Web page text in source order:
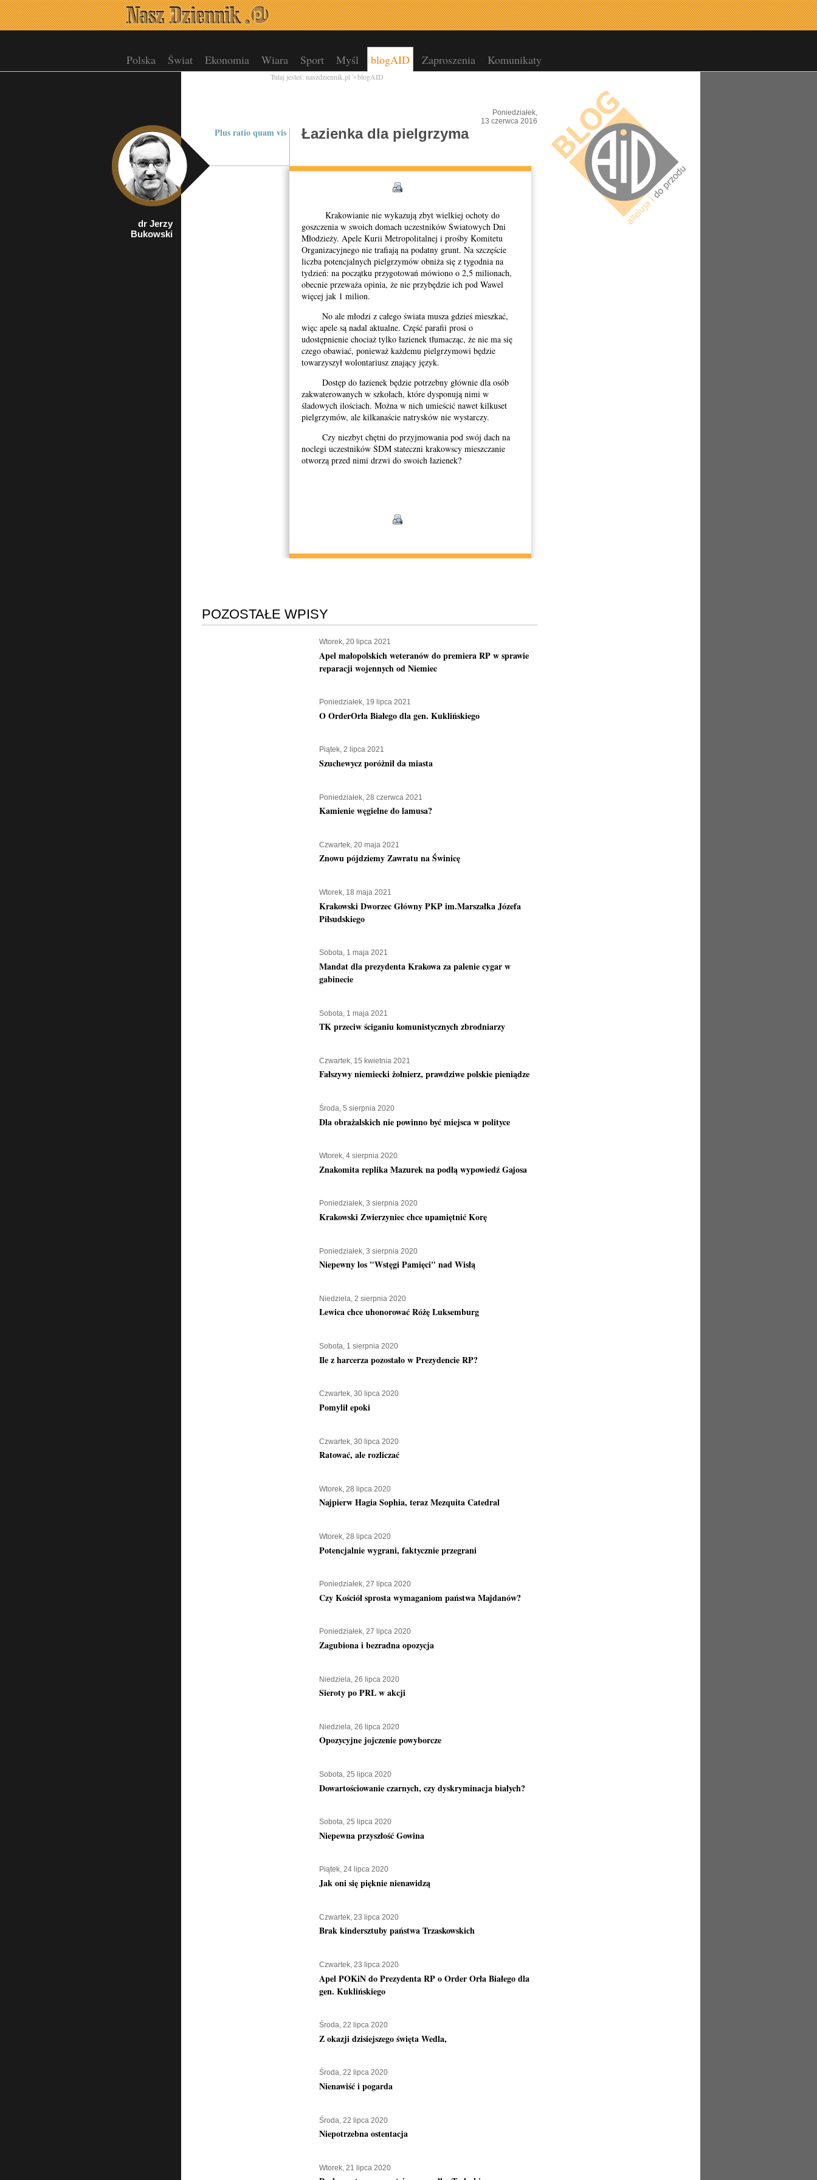
Polska Świat Ekonomia Wiara Sport Myśl blogAID Zaproszenia Komunikaty
Tutaj jesteś: naszdziennik.pl blogAID
Poniedziałek,
13 czerwca 2016
Plus ratio quam vis Łazienka dla pielgrzyma
dr Jerzy
Bukowski
Krakowianie nie wykazują zbyt wielkiej ochoty do
goszczenia w swoich domach uczestników Światowych Dni
Młodzieży. Apele Kurii Metropolitalnej i prośby Komitetu
Organizacyjnego nie trafiają na podatny grunt. Na szczęście
liczba potencjalnych pielgrzymów obniża się z tygodnia na
tydzień: na początku przygotowań mówiono o 2,5 milionach,
obecnie przeważa opinia, że nie przybędzie ich pod Wawel
więcej jak 1 milion.
No ale młodzi z całego świata musza gdzieś mieszkać,
więc apele są nadal aktualne. Część parafii prosi o
udostępnienie chociaż tylko łazienek tłumacząc, że nie ma się
czego obawiać, ponieważ każdemu pielgrzymowi będzie
towarzyszył wolontariusz znający język.
Dostęp do łazienek będzie potrzebny głównie dla osób
zakwaterowanych w szkołach, które dysponują nimi w
śladowych ilościach. Można w nich umieścić nawet kilkuset
pielgrzymów, ale kilkanaście natrysków nie wystarczy.
Czy niezbyt chętni do przyjmowania pod swój dach na
noclegi uczestników ŚDM stateczni krakowscy mieszczanie
otworzą przed nimi drzwi do swoich łazienek?
POZOSTAŁE WPISY
Wtorek, 20 lipca 2021
Apel małopolskich weteranów do premiera RP w sprawie
reparacji wojennych od Niemiec
Poniedziałek, 19 lipca 2021
O OrderOrła Białego dla gen. Kuklińskiego
Piątek, 2 lipca 2021
Szuchewycz poróżnił da miasta
Poniedziałek, 28 czerwca 2021
Kamienie węgielne do lamusa?
Czwartek, 20 maja 2021
Znowu pójdziemy Zawratu na Świnicę
Wtorek, 18 maja 2021
Krakowski Dworzec Główny PKP im.Marszałka Józefa
Piłsudskiego
Sobota, 1 maja 2021
Mandat dla prezydenta Krakowa za palenie cygar w
gabinecie
Sobota, 1 maja 2021
TK przeciw ściganiu komunistycznych zbrodniarzy
Czwartek, 15 kwietnia 2021
Fałszywy niemiecki żołnierz, prawdziwe polskie pieniądze
Środa, 5 sierpnia 2020
Dla obrażalskich nie powinno być miejsca w polityce
Wtorek, 4 sierpnia 2020
Znakomita replika Mazurek na podłą wypowiedź Gajosa
Poniedziałek, 3 sierpnia 2020
Krakowski Zwierzyniec chce upamiętnić Korę
Poniedziałek, 3 sierpnia 2020
Niepewny los "Wstęgi Pamięci" nad Wisłą
Niedziela, 2 sierpnia 2020
Lewica chce uhonorować Różę Luksemburg
Sobota, 1 sierpnia 2020
Ile z harcerza pozostało w Prezydencie RP?
Czwartek, 30 lipca 2020
Pomylił epoki
Czwartek, 30 lipca 2020
Ratować, ale rozliczać
Wtorek, 28 lipca 2020
Najpierw Hagia Sophia, teraz Mezquita Catedral
Wtorek, 28 lipca 2020
Potencjalnie wygrani, faktycznie przegrani
Poniedziałek, 27 lipca 2020
Czy Kościół sprosta wymaganiom państwa Majdanów?
Poniedziałek, 27 lipca 2020
Zagubiona i bezradna opozycja
Niedziela, 26 lipca 2020
Sieroty po PRL w akcji
Niedziela, 26 lipca 2020
Opozycyjne jojczenie powyborcze
Sobota, 25 lipca 2020
Dowartościowanie czarnych, czy dyskryminacja białych?
Sobota, 25 lipca 2020
Niepewna przyszłość Gowina
Piątek, 24 lipca 2020
Jak oni się pięknie nienawidzą
Czwartek, 23 lipca 2020
Brak kindersztuby państwa Trzaskowskich
Czwartek, 23 lipca 2020
Apel POKiN do Prezydenta RP o Order Orła Białego dla
gen. Kuklińskiego
Środa, 22 lipca 2020
Z okazji dzisiejszego święta Wedla,
Środa, 22 lipca 2020
Nienawiść i pogarda
Środa, 22 lipca 2020
Niepotrzebna ostentacja
Wtorek, 21 lipca 2020